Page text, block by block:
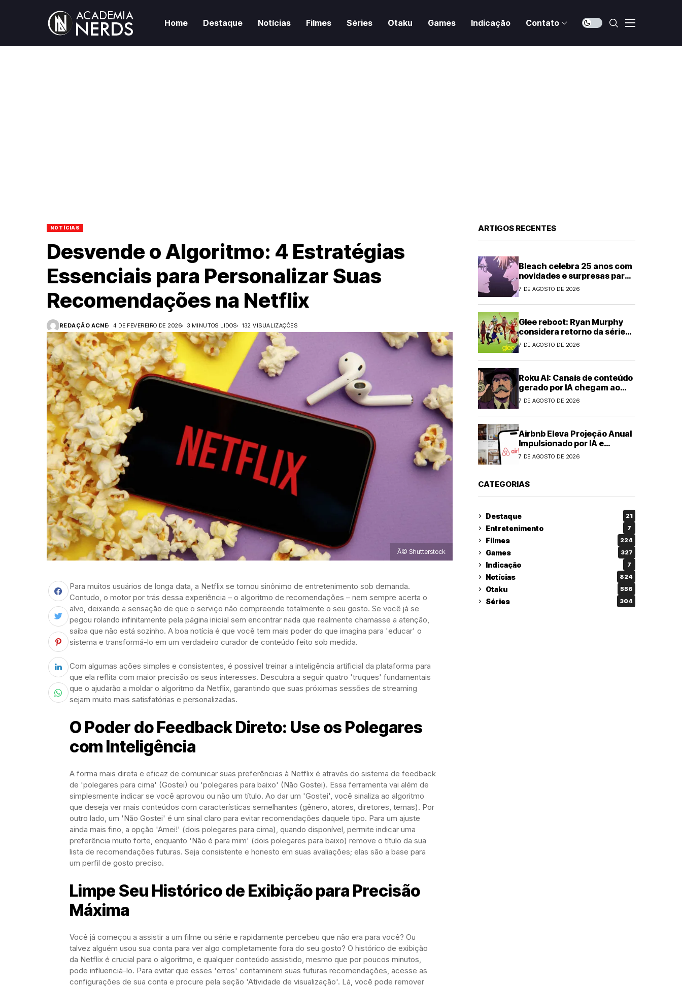
Home Destaque Notícias Filmes Séries Otaku Games Indicação Contato
NOTÍCIAS
Desvende o Algoritmo: 4 Estratégias
Essenciais para Personalizar Suas
Recomendações na Netflix
REDAÇÃO ACNE 4 DE FEVEREIRO DE 2026 3 MINUTOS LIDOS 132 VISUALIZAÇÕES
Â© Shutterstock
Para muitos usuários de longa data, a Netflix se tornou sinônimo de entretenimento sob demanda.
Contudo, o motor por trás dessa experiência – o algoritmo de recomendações – nem sempre acerta o
alvo, deixando a sensação de que o serviço não compreende totalmente o seu gosto. Se você já se
pegou rolando infinitamente pela página inicial sem encontrar nada que realmente chamasse a atenção,
saiba que não está sozinho. A boa notícia é que você tem mais poder do que imagina para 'educar' o
sistema e transformá-lo em um verdadeiro curador de conteúdo feito sob medida.
Com algumas ações simples e consistentes, é possível treinar a inteligência artificial da plataforma para
que ela reflita com maior precisão os seus interesses. Descubra a seguir quatro 'truques' fundamentais
que o ajudarão a moldar o algoritmo da Netflix, garantindo que suas próximas sessões de streaming
sejam muito mais satisfatórias e personalizadas.
O Poder do Feedback Direto: Use os Polegares
com Inteligência
A forma mais direta e eficaz de comunicar suas preferências à Netflix é através do sistema de feedback
de 'polegares para cima' (Gostei) ou 'polegares para baixo' (Não Gostei). Essa ferramenta vai além de
simplesmente indicar se você aprovou ou não um título. Ao dar um 'Gostei', você sinaliza ao algoritmo
que deseja ver mais conteúdos com características semelhantes (gênero, atores, diretores, temas). Por
outro lado, um 'Não Gostei' é um sinal claro para evitar recomendações daquele tipo. Para um ajuste
ainda mais fino, a opção 'Amei!' (dois polegares para cima), quando disponível, permite indicar uma
preferência muito forte, enquanto 'Não é para mim' (dois polegares para baixo) remove o título da sua
lista de recomendações futuras. Seja consistente e honesto em suas avaliações; elas são a base para
um perfil de gosto preciso.
Limpe Seu Histórico de Exibição para Precisão
Máxima
Você já começou a assistir a um filme ou série e rapidamente percebeu que não era para você? Ou
talvez alguém usou sua conta para ver algo completamente fora do seu gosto? O histórico de exibição
da Netflix é crucial para o algoritmo, e qualquer conteúdo assistido, mesmo que por poucos minutos,
pode influenciá-lo. Para evitar que esses 'erros' contaminem suas futuras recomendações, acesse as
configurações de sua conta e procure pela seção 'Atividade de visualização'. Lá, você pode remover
ARTIGOS RECENTES
Bleach celebra 25 anos com
novidades e surpresas para
fãs
7 DE AGOSTO DE 2026
Glee reboot: Ryan Murphy
considera retorno da série
musical
7 DE AGOSTO DE 2026
Roku AI: Canais de conteúdo
gerado por IA chegam ao
streaming
7 DE AGOSTO DE 2026
Airbnb Eleva Projeção Anual
Impulsionado por IA e
Demanda Forte
7 DE AGOSTO DE 2026
CATEGORIAS
Destaque 21
Entretenimento 7
Filmes 224
Games 327
Indicação 7
Notícias 824
Otaku 556
Séries 304